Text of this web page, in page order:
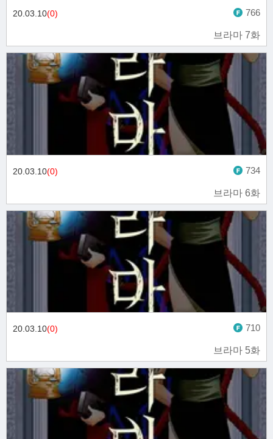
브라마 7화
20.03.10(0) 766
브라마 6화
20.03.10(0) 734
브라마 5화
20.03.10(0) 710